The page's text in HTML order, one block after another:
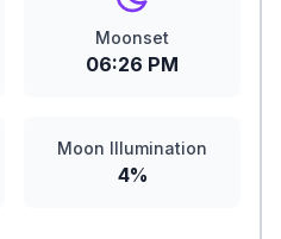
Moonset
06:26 PM
Moon Illumination
4%